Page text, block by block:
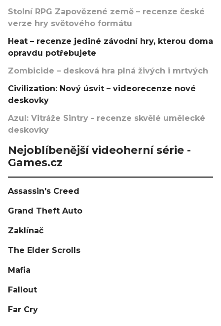
Stolní RPG Zapovězené země – recenze české
verze hry světového formátu
Heat – recenze jediné závodní hry, kterou doma
opravdu potřebujete
Zombicide – desková hra plná živých i mrtvých
Civilization: Nový úsvit – videorecenze nové
deskovky
Azul: Vitráže Sintry - recenze skvělé umělecké
deskovky
Nejoblíbenější videoherní série -
Games.cz
Assassin's Creed
Grand Theft Auto
Zaklínač
The Elder Scrolls
Mafia
Fallout
Far Cry